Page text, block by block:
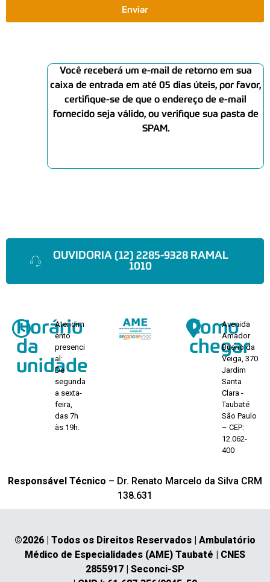
Enviar
Você receberá um e-mail de retorno em sua
caixa de entrada em até 05 dias úteis, por favor,
certifique-se de que o endereço de e-mail
fornecido seja válido, ou verifique sua pasta de
SPAM.
OUVIDORIA (12) 2285-9328 RAMAL
1010
Horário
da
unidade
Atendim
ento
presenci
al:
De
segunda
a sexta-
feira,
das 7h
às 19h.
Como
chegar
Avenida
Amador
Bueno da
Veiga, 370
Jardim
Santa
Clara -
Taubaté
São Paulo
– CEP:
12.062-
400
Responsável Técnico – Dr. Renato Marcelo da Silva CRM
138.631
©2026 | Todos os Direitos Reservados | Ambulatório
Médico de Especialidades (AME) Taubaté | CNES
2855917 | Seconci-SP